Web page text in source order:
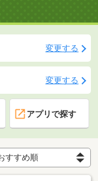
変更する
変更する
アプリで探す